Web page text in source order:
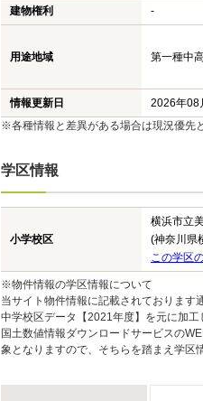
建物権利 -
用途地域 第一種中
情報更新日 2026年08
※各種情報と差異がある場合は現況優先
学区情報
小学校区
横浜市立
(神奈川県
この学区
※物件情報の学区情報について
当サイト物件情報に記載されておりま
中学校区データ【2021年度】を元に加
国土数値情報ダウンロードサービスの
象となりますので、そちらを踏まえ学区